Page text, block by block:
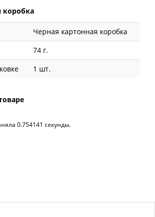
коробка
Черная картонная коробка
74 г.
1 шт.
0.754141 секунды.